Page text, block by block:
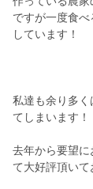
ですが一度食
しています！
私達も余り多
てしまいます！
去年から要望
て大好評頂いて